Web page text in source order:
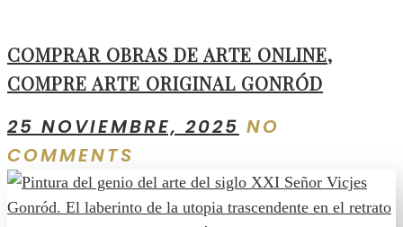
COMPRAR OBRAS DE ARTE ONLINE,
COMPRE ARTE ORIGINAL GONRÓD
25 NOVIEMBRE, 2025 NO
COMMENTS